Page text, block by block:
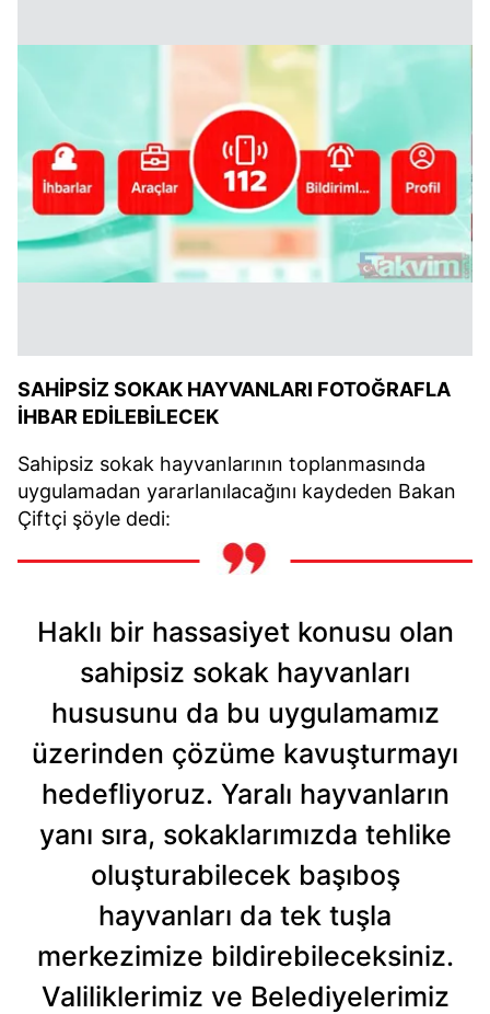
SAHİPSİZ SOKAK HAYVANLARI FOTOĞRAFLA
İHBAR EDİLEBİLECEK
Sahipsiz sokak hayvanlarının toplanmasında
uygulamadan yararlanılacağını kaydeden Bakan
Çiftçi şöyle dedi:
Haklı bir hassasiyet konusu olan
sahipsiz sokak hayvanları
hususunu da bu uygulamamız
üzerinden çözüme kavuşturmayı
hedefliyoruz. Yaralı hayvanların
yanı sıra, sokaklarımızda tehlike
oluşturabilecek başıboş
hayvanları da tek tuşla
merkezimize bildirebileceksiniz.
Valiliklerimiz ve Belediyelerimiz